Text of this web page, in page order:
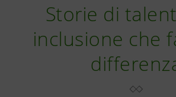
Storie di
inclusione che